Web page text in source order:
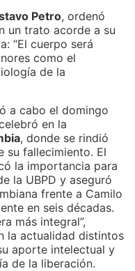
Petro, ordenó
un trato acorde a su
“El cuerpo será
como el
de la
a cabo el domingo
en la
, donde se rindió
su fallecimiento. El
la importancia para
la UBPD y aseguró
frente a Camilo
en seis décadas.
más integral”,
la actualidad distintos
aporte intelectual y
de la liberación.